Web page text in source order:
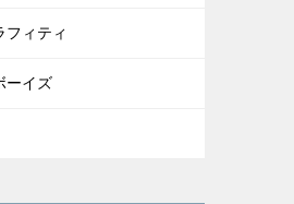
フィティ
ーイズ